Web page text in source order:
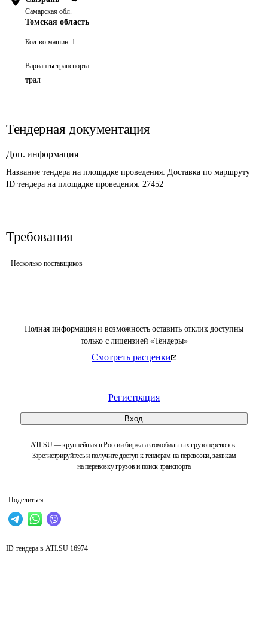
Полная информация и возможность оставить отклик доступны
только с лицензией «Тендеры»
Смотреть расценки
Регистрация
Вход
ATI.SU — крупнейшая в России биржа автомобильных грузоперевозок.
Зарегистрируйтесь и получите доступ к тендерам на перевозки, заявкам
на перевозку грузов и поиск транспорта
Поделиться
Самарская обл.
Томская область
Кол-во машин: 1
Варианты транспорта
трал
Тендерная документация
Доп. информация
Название тендера на площадке проведения: Доставка по маршруту
ID тендера на площадке проведения: 27452
Требования
Несколько поставщиков
ID тендера в ATI.SU 16974